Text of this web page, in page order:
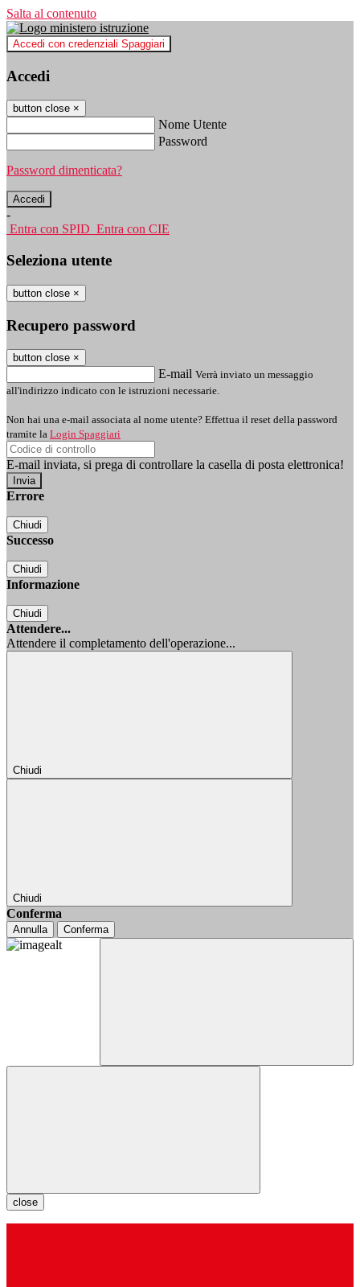
Salta al contenuto
Accedi con credenziali Spaggiari
Accedi
button close ×
Nome Utente
Password
Password dimenticata?
-
Entra con SPID Entra con CIE
Seleziona utente
button close ×
Recupero password
button close ×
E-mail Verrà inviato un messaggio
all'indirizzo indicato con le istruzioni necessarie.
Non hai una e-mail associata al nome utente? Effettua il reset della password
tramite la Login Spaggiari
E-mail inviata, si prega di controllare la casella di posta elettronica!
Errore
Chiudi
Successo
Chiudi
Informazione
Chiudi
Attendere...
Attendere il completamento dell'operazione...
Chiudi
Chiudi
Conferma
Annulla Conferma
close